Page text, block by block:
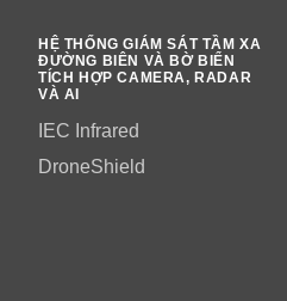
HỆ THỐNG GIÁM SÁT TẦM XA
ĐƯỜNG BIÊN VÀ BỜ BIỂN
TÍCH HỢP CAMERA, RADAR
VÀ AI
IEC Infrared
DroneShield